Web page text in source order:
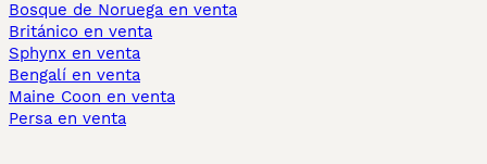
Bosque de Noruega en venta
Británico en venta
Sphynx en venta
Bengalí en venta
Maine Coon en venta
Persa en venta